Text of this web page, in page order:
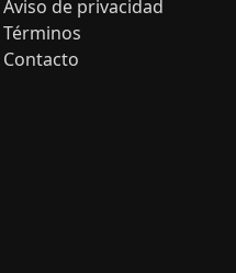
Aviso de privacidad
Términos
Contacto